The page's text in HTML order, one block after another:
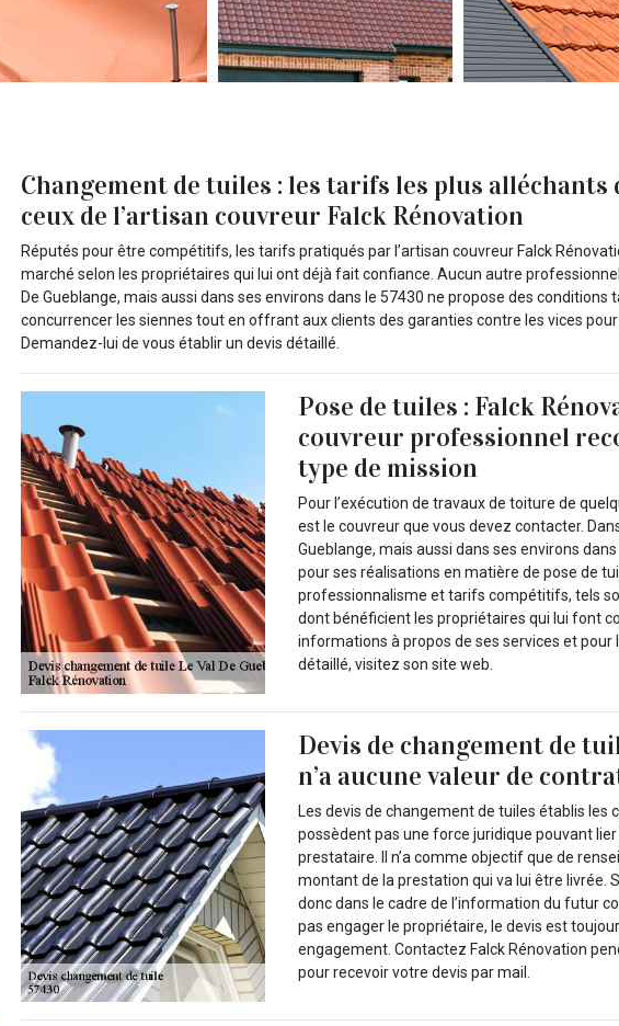
Changement de tuiles : les tarifs les plus alléchants
ceux de l’artisan couvreur Falck Rénovation
Réputés pour être compétitifs, les tarifs pratiqués par l’artisan couvreur Falck
marché selon les propriétaires qui lui ont déjà fait confiance. Aucun autre
De Gueblange, mais aussi dans ses environs dans le 57430 ne propose des conditions
concurrencer les siennes tout en offrant aux clients des garanties contre les vices pour
Demandez-lui de vous établir un devis détaillé.
Pose de tuiles : Falck
couvreur professionnel
type de mission
Pour l’exécution de travaux de toiture de
est le couvreur que vous devez contacter.
Gueblange, mais aussi dans ses environs
pour ses réalisations en matière de pose de
professionnalisme et tarifs compétitifs, tels
dont bénéficient les propriétaires qui lui font
informations à propos de ses services et pour
détaillé, visitez son site web.
Devis de changement de
n’a aucune valeur de
Les devis de changement de tuiles établis les
possèdent pas une force juridique pouvant
prestataire. Il n’a comme objectif que de
montant de la prestation qui va lui être livrée.
donc dans le cadre de l’information du futur
pas engager le propriétaire, le devis est
engagement. Contactez Falck Rénovation
pour recevoir votre devis par mail.